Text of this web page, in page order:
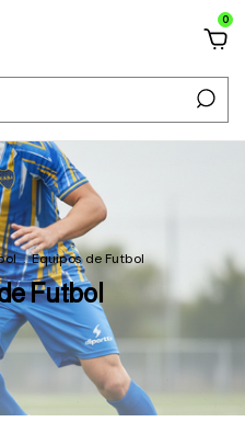
0
. Equipos de Futbol
Futbol